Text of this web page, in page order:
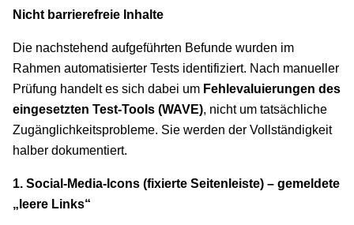
Nicht barrierefreie Inhalte
Die nachstehend aufgeführten Befunde wurden im
Rahmen automatisierter Tests identifiziert. Nach manueller
Prüfung handelt es sich dabei um Fehlevaluierungen des
eingesetzten Test-Tools (WAVE), nicht um tatsächliche
Zugänglichkeitsprobleme. Sie werden der Vollständigkeit
halber dokumentiert.
1. Social-Media-Icons (fixierte Seitenleiste) – gemeldete
„leere Links“